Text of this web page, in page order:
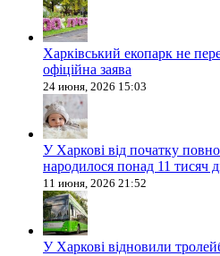
Харківський екопарк не
офіційна заява
24 июня, 2026 15:03
У Харкові від початку
народилося понад 11 тисяч
11 июня, 2026 21:52
У Харкові відновили